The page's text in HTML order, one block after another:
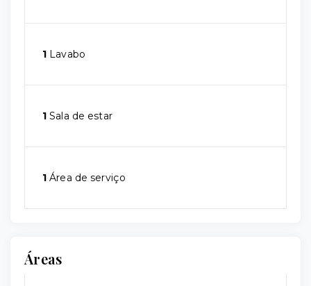
1 Lavabo
1 Sala de estar
1 Área de serviço
Áreas